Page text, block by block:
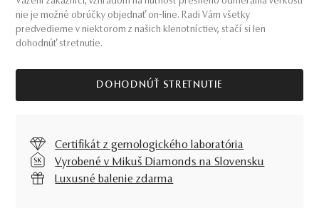
nie je možné obrúčky objednať on-line. Radi Vám všetky
predvedieme v niektorom z našich klenotníctiev, stačí si len
dohodnúť stretnutie.
DOHODNÚŤ STRETNUTIE
Certifikát z gemologického laboratória
Vyrobené v Mikuš Diamonds na Slovensku
Luxusné balenie zdarma